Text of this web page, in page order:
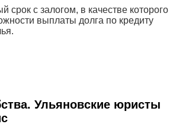
срок с залогом, в качестве которого
выплаты долга по кредиту
Ульяновские юристы